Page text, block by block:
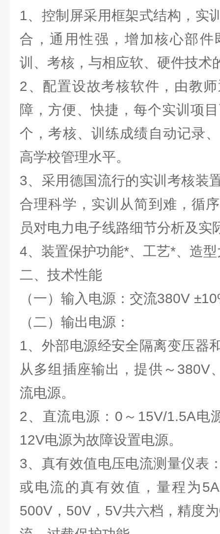
1、控制屏采用框架式结构，实
合，通用性强，增加核心部件
训、考核，与相应软、硬件技术
2、配置设故考核软件，由教
障，方便、快捷，每个实训项
个，考核、训练成绩自动记录
高学校管理水平。
3、采用德国流行的实训考核装
合理科学，实训从简到难，循
员对电力电子线路细节分析及实
4、装置保护功能*、工艺*、造
二、技术性能
（一）输入电源：交流380V
（二）输出电源：
1、外部电源经安全隔离变压器
从多组插座输出，提供～380V
流电源。
2、直流电源：0～15V/1.5A电
12V电源为故障设置电源。
3、真有效值电压电流测量仪表
或电流的真有效值，量程为
500V，50V，5V共六档，精度